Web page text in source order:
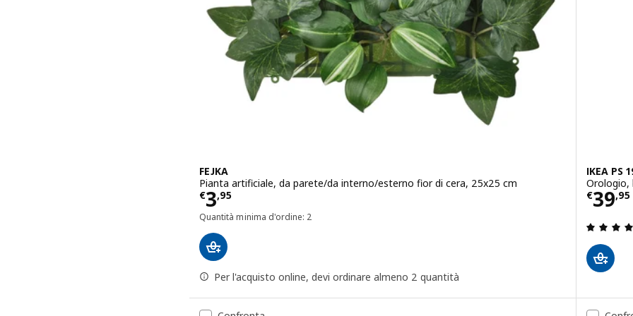
FEJKA
Pianta artificiale, da parete/da interno/esterno fior di cera, 25x25 cm
€3,95
Prezzo € 3,95
Quantità minima d'ordine: 2
Per l'acquisto online, devi ordinare almeno 2 quantità
IKEA PS
Orologio,
€39,95